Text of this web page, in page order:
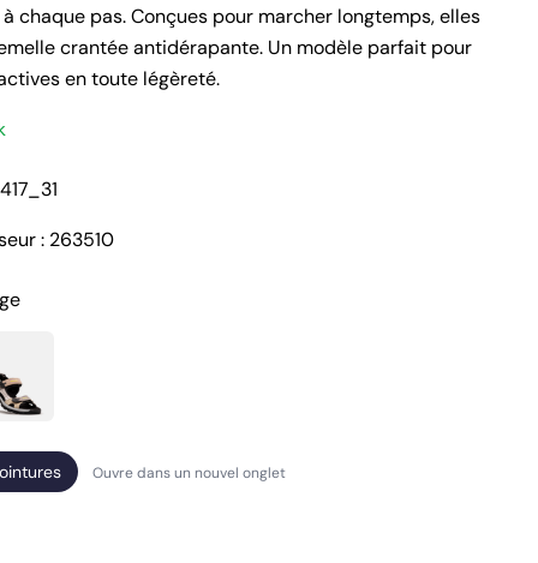
en mode modal
chaque pas. Conçues pour marcher longtemps, elles
crantée antidérapante. Un modèle parfait pour
en toute légèreté.
: 263510
Ouvre dans un nouvel onglet